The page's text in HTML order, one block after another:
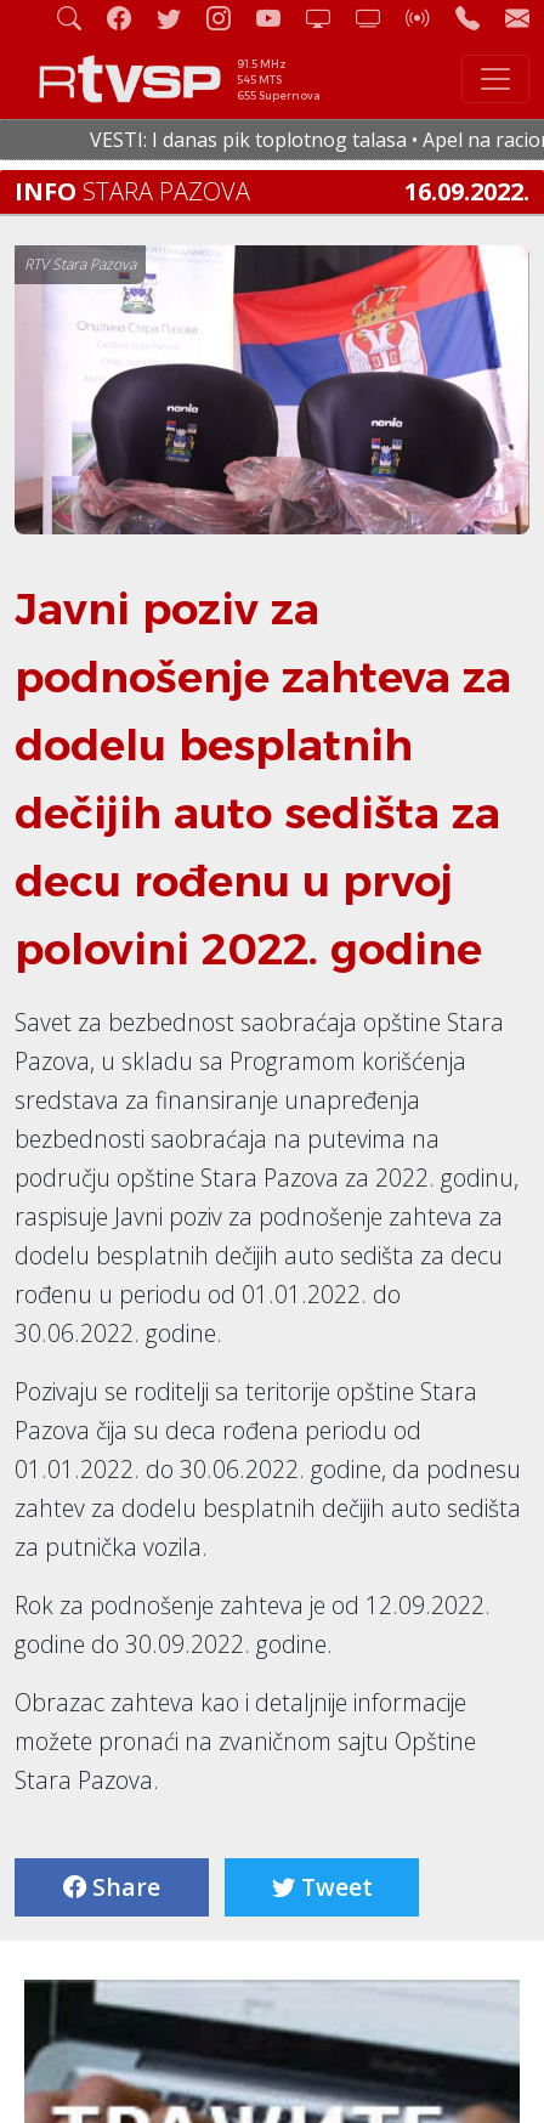
91.5 MHz
545 MTS
655 Supernova
VESTI: I danas pik toplotnog talasa • Apel na
INFO STARA PAZOVA 16.09.2022.
RTV Stara Pazova
Javni poziv za
podnošenje zahteva za
dodelu besplatnih
dečijih auto sedišta za
decu rođenu u prvoj
polovini 2022. godine
Savet za bezbednost saobraćaja opštine Stara
Pazova, u skladu sa Programom korišćenja
sredstava za finansiranje unapređenja
bezbednosti saobraćaja na putevima na
području opštine Stara Pazova za 2022. godinu,
raspisuje Javni poziv za podnošenje zahteva za
dodelu besplatnih dečijih auto sedišta za decu
rođenu u periodu od 01.01.2022. do
30.06.2022. godine.
Pozivaju se roditelji sa teritorije opštine Stara
Pazova čija su deca rođena periodu od
01.01.2022. do 30.06.2022. godine, da podnesu
zahtev za dodelu besplatnih dečijih auto sedišta
za putnička vozila.
Rok za podnošenje zahteva je od 12.09.2022.
godine do 30.09.2022. godine.
Obrazac zahteva kao i detaljnije informacije
možete pronaći na zvaničnom sajtu Opštine
Stara Pazova.
Share Tweet